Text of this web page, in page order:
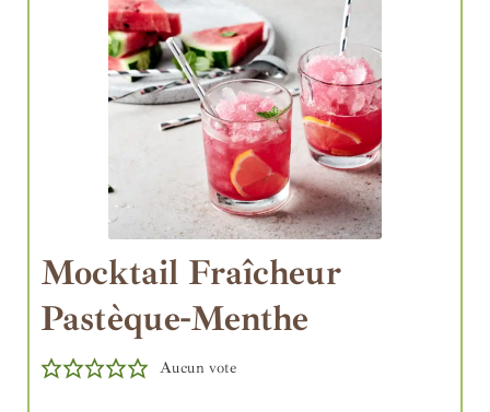
Mocktail Fraîcheur
Pastèque-Menthe
Aucun vote